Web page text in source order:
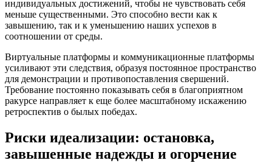
индивидуальных достижений, чтобы не чувствовать себя
меньше существенными. Это способно вести как к
завышению, так и к уменьшению наших успехов в
соотношении от среды.
Виртуальные платформы и коммуникационные платформы
усиливают эти следствия, образуя постоянное пространство
для демонстрации и противопоставления свершений.
Требование постоянно показывать себя в благоприятном
ракурсе направляет к еще более масштабному искажению
ретроспектив о былых победах.
Риски идеализации: остановка,
завышенные надежды и огорчение